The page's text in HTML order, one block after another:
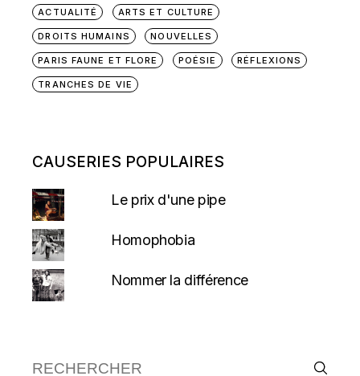
ACTUALITÉ ARTS ET CULTURE
DROITS HUMAINS NOUVELLES
PARIS FAUNE ET FLORE POÉSIE RÉFLEXIONS
TRANCHES DE VIE
CAUSERIES POPULAIRES
Le prix d'une pipe
Homophobia
Nommer la différence
Recherche :